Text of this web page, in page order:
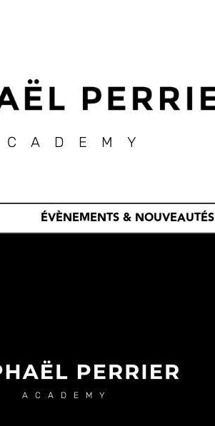
ÉVÈNEMENTS & NOUVEAUTÉS
ACADEMY